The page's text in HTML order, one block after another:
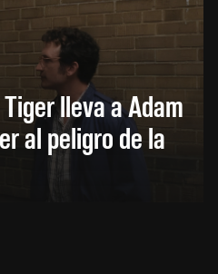
lleva a Adam
al peligro de la